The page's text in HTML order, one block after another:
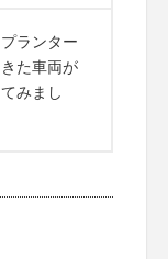
ランター
た車両が
みまし